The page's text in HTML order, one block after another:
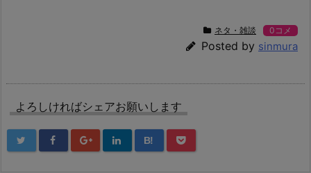
ネタ・雑談 0コメ
Posted by sinmura
よろしければシェアお願いします
B!